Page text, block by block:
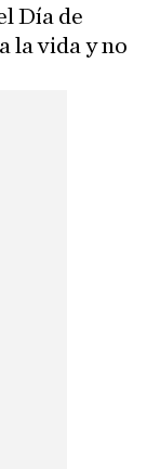
Día de
la vida y no